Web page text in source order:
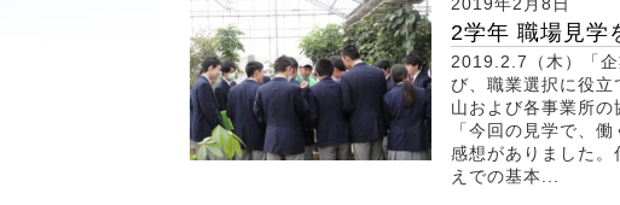
2019年2月8日
2学年 職場見学
2019.2.7（木）「企
び、職業選択に役
山および各事業所
「今回の見学で、
感想がありました。
えでの基本...